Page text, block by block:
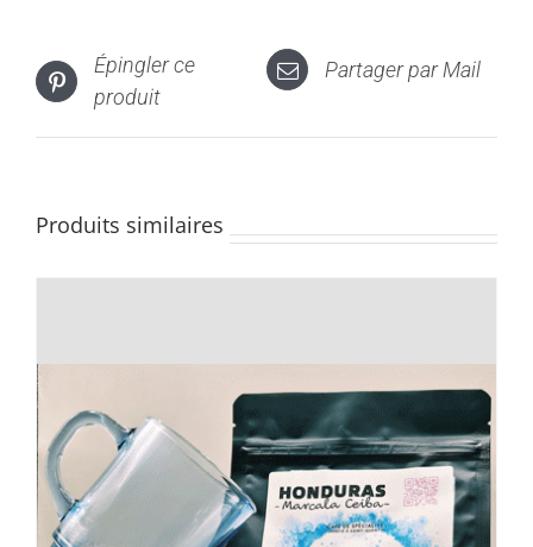
Épingler ce
produit
Partager par Mail
Produits similaires